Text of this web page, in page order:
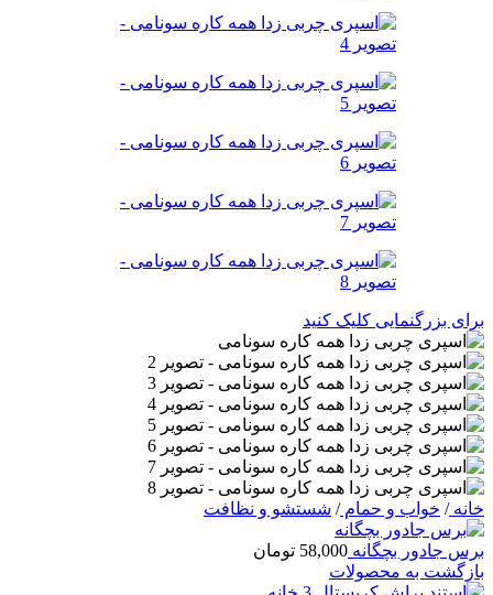
برای بزرگنمایی کلیک کنید
خانه/ خواب و حمام/ شستشو و نظافت
برس جادور بچگانه 58,000 تومان
بازگشت به محصولات